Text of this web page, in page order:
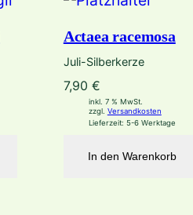
Actaea racemosa
Juli-Silberkerze
7,90 €
inkl. 7 % MwSt.
zzgl. Versandkosten
Lieferzeit: 5-6 Werktage
In den Warenkorb